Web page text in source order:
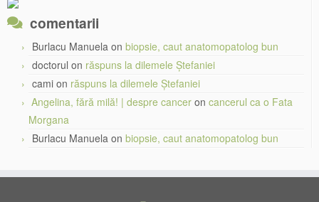
comentarii
Burlacu Manuela on biopsie, caut anatomopatolog bun
doctorul on răspuns la dilemele Ștefaniei
cami on răspuns la dilemele Ștefaniei
Angelina, fără milă! | despre cancer on cancerul ca o Fata
Morgana
Burlacu Manuela on biopsie, caut anatomopatolog bun